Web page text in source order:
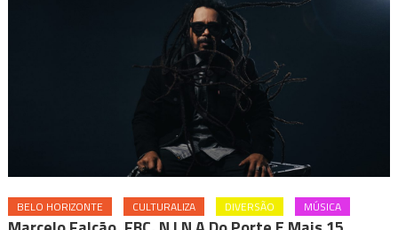
BELO HORIZONTE CULTURALIZA DIVERSÃO MÚSICA